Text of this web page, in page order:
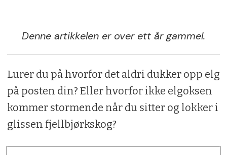
Denne artikkelen er over ett år gammel.
Lurer du på hvorfor det aldri dukker opp elg
på posten din? Eller hvorfor ikke elgoksen
kommer stormende når du sitter og lokker i
glissen fjellbjørkskog?